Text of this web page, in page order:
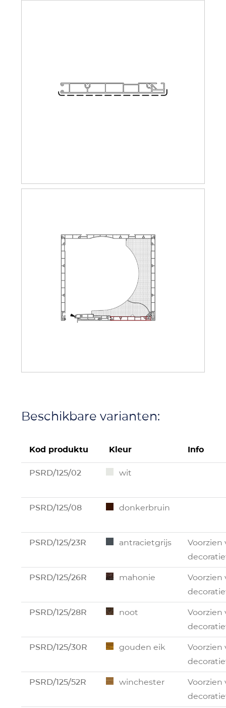
Beschikbare varianten:
Kod produktu Kleur Info
PSRD/125/02 wit
PSRD/125/08 donkerbruin
PSRD/125/23R antracietgrijs
Voorzien
PSRD/125/26R mahonie
Voorzien
PSRD/125/28R noot
Voorzien
PSRD/125/30R gouden eik
Voorzien
PSRD/125/52R winchester
Voorzien